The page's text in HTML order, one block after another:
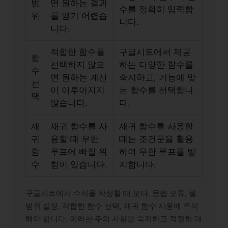
범
위
면 원하는 결과
를 얻기 어렵습
니다.
수를 정확히 입력합
니다.
함
수
선
택
적합한 함수를
선택하지 않으
면 원하는 계산
이 이루어지지
않습니다.
구글시트에서 제공
하는 다양한 함수를
숙지하고, 기능에 맞
는 함수를 선택합니
다.
재
귀
함
수
재귀 함수를 사
용할 때 무한
루프에 빠질 위
험이 있습니다.
재귀 함수를 사용할
때는 조건문을 활용
하여 무한 루프를 방
지합니다.
구글시트에서 수식을 작성할 때 오타, 문법 오류, 셀
범위 설정, 적합한 함수 선택, 재귀 함수 사용에 주의
해야 합니다. 이러한 주의 사항을 숙지하고 적절히 대